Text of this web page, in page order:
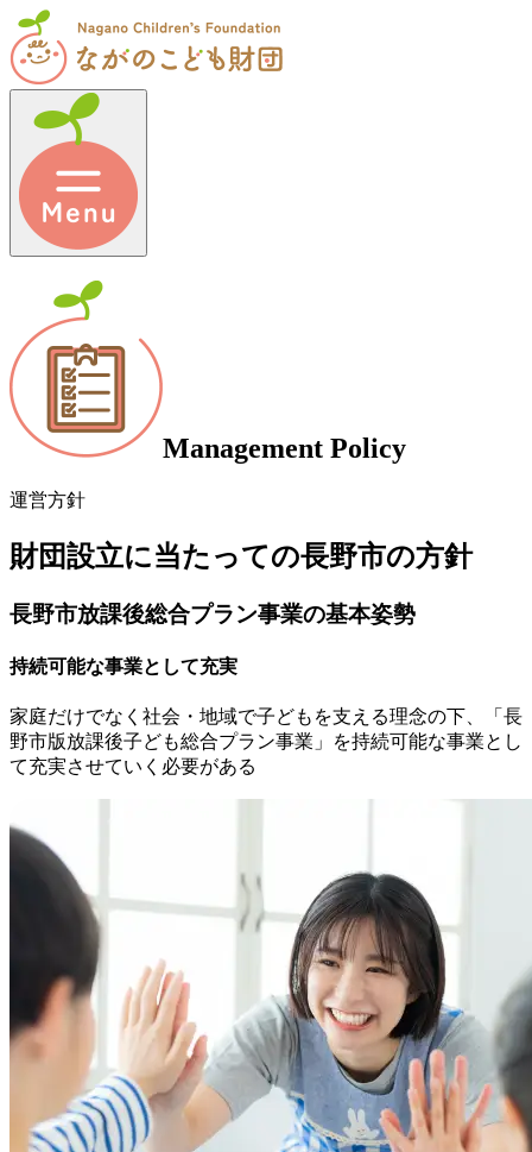
Management Policy
運営方針
財団設立に当たっての長野市の方針
長野市放課後総合プラン事業の基本姿勢
持続可能な事業として充実
家庭だけでなく社会・地域で子どもを支える理念の下、「長
野市版放課後子ども総合プラン事業」を持続可能な事業とし
て充実させていく必要がある